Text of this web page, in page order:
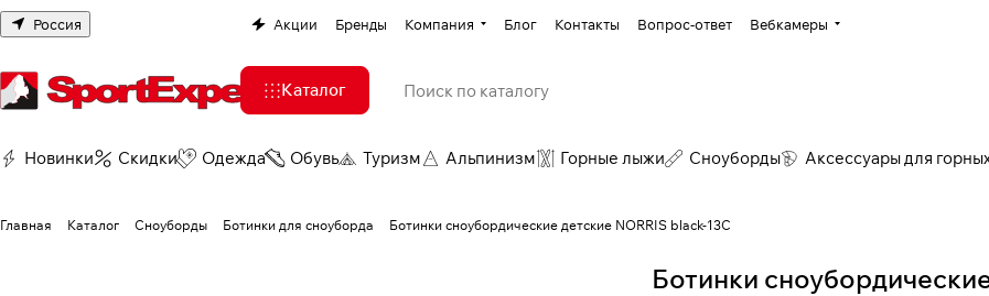
Россия Акции Бренды Компания Блог Контакты Вопрос-ответ Вебкамеры
Каталог
Новинки Скидки Одежда Обувь Туризм Альпинизм Горные лыжи Сноуборды Аксессуары для
Главная Каталог Сноуборды Ботинки для сноуборда Ботинки сноубордические детские NORRIS black-13C
Ботинки